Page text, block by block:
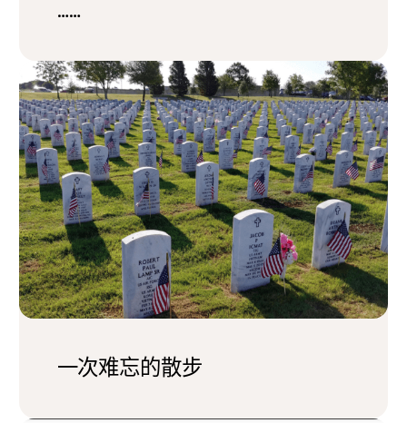
……
一次难忘的散步